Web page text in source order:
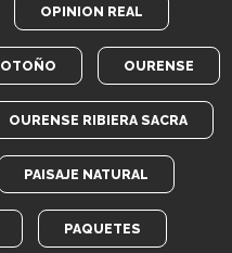
OPINION REAL
OTOÑO OURENSE
OURENSE RIBIERA SACRA
PAISAJE NATURAL
PAQUETES